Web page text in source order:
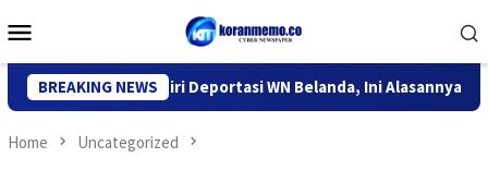
to
Menu
BREAKING NEWS
Kediri Deportasi WN Belanda, Ini Alasannya 9
Home Uncategorized